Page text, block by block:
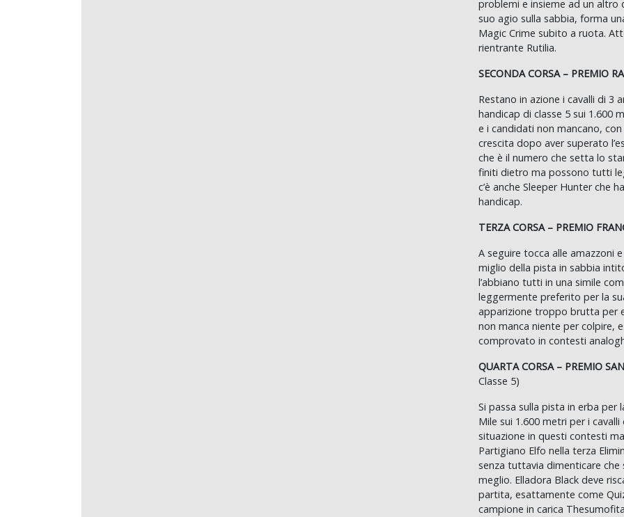
problemi e insieme ad un altro
suo agio sulla sabbia, forma
Magic Crime subito a ruota.
rientrante Rutilia.
SECONDA CORSA – PREMIO
Restano in azione i cavalli di 3
handicap di classe 5 sui 1.600
e i candidati non mancano,
crescita dopo aver superato
che è il numero che setta lo
finiti dietro ma possono tutti
c’è anche Sleeper Hunter che
handicap.
TERZA CORSA – PREMIO
A seguire tocca alle amazzoni
miglio della pista in sabbia
l’abbiano tutti in una simile
leggermente preferito per la
apparizione troppo brutta per
non manca niente per colpire,
comprovato in contesti
QUARTA CORSA – PREMIO
Classe 5)
Si passa sulla pista in erba per
Mile sui 1.600 metri per i
situazione in questi contesti
Partigiano Elfo nella terza
senza tuttavia dimenticare
meglio. Elladora Black deve
partita, esattamente come
campione in carica